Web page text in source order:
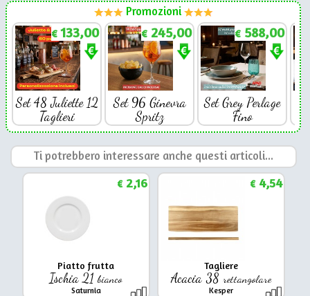
Promozioni
€ 133,00
Set 48 Juliette 12
Taglieri
€ 245,00
Set 96 Ginevra
Spritz
€ 588,00
Set Grey Perlage
Fino
Ti potrebbero interessare anche questi articoli...
Piatto frutta
Ischia 21bianco
Saturnia
€2,16
Tagliere
Acacia 38 rettangolare
Kesper
€4,54